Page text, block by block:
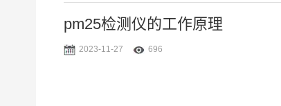
pm25检测仪的工作原理
2023-11-27 696